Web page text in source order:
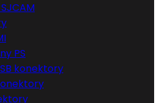
PS
konektory